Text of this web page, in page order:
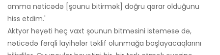
amma nəticədə [şounu bitirmək] doğru qərar olduğunu
hiss etdim.'
Aktyor heyəti heç vaxt şounun bitməsini istəməsə də,
nəticədə fərqli layihələr təklif olunmağa başlayacaqlarını